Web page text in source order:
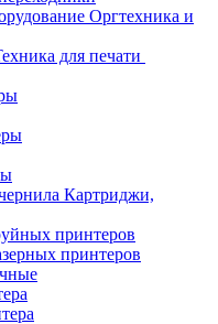
Оргтехника и
для печати
Картриджи,
принтеров
принтеров